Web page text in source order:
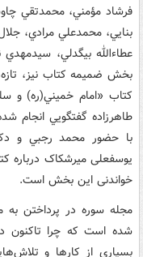
فرشاد مؤمني، محمدتقي
بنايي، محمدعلي مرادي،
عطاء‌الله بيگدلي،
بخش ضميمه کتاب نيز،
کتاب «امام خميني(ره) و
طاهرزاده گفتگويي انجام
با حضور محمد رجبي و
یوسفعلی میرشکاک درباره
خواندنی این بخش است.
مجله سوره در پرداختن به
شده است که چرا تاکنون در
بسیاری از کارها و